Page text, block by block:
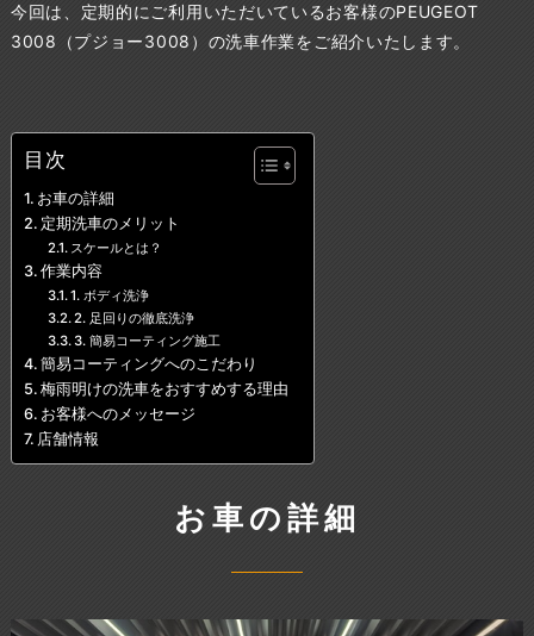
今回は、定期的にご利用いただいているお客様のPEUGEOT
3008（プジョー3008）の洗車作業をご紹介いたします。
目次
お車の詳細
定期洗車のメリット
スケールとは？
作業内容
1. ボディ洗浄
2. 足回りの徹底洗浄
3. 簡易コーティング施工
簡易コーティングへのこだわり
梅雨明けの洗車をおすすめする理由
お客様へのメッセージ
店舗情報
お車の詳細